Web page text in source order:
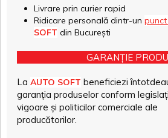
Livrare prin curier rapid
Ridicare personală dintr-un
SOFT din București
GARANȚIE
La AUTO SOFT beneficiezi
garanția produselor conform
vigoare și politicilor comerciale ale
producătorilor.